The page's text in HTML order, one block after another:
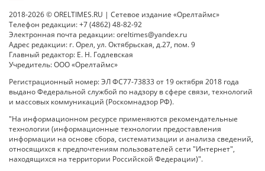
2018-2026 © ORELTIMES.RU | Сетевое издание «Орелтаймс»
Телефон редакции: +7 (4862) 48-82-92
Электронная почта редакции: oreltimes@yandex.ru
Адрес редакции: г. Орел, ул. Октябрьская, д.27, пом. 9
Главный редактор: Е. Н. Годлевская
Учредитель: ООО «Орелтаймс»
Регистрационный номер: ЭЛ ФС77-73833 от 19 октября 2018 года
выдано Федеральной службой по надзору в сфере связи, технологий
и массовых коммуникаций (Роскомнадзор РФ).
"На информационном ресурсе применяются рекомендательные
технологии (информационные технологии предоставления
информации на основе сбора, систематизации и анализа сведений,
относящихся к предпочтениям пользователей сети "Интернет",
находящихся на территории Российской Федерации)".